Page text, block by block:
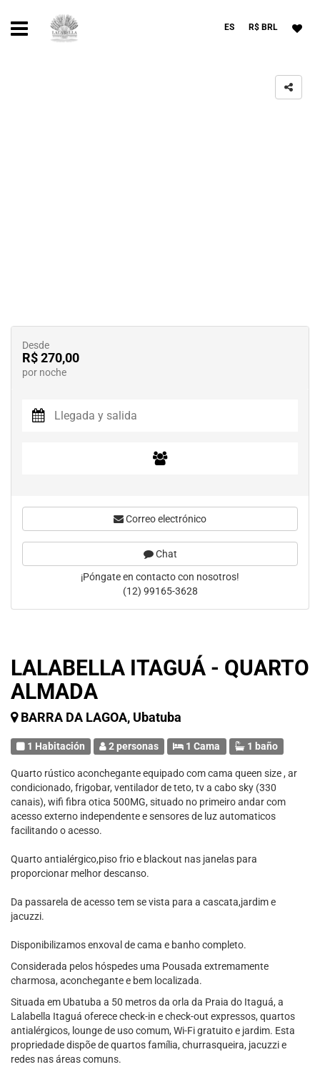
ES R$ BRL
LALABELLA ITAGUÁ - QUARTO
ALMADA
BARRA DA LAGOA, Ubatuba
1 Habitación 2 personas 1 Cama 1 baño
Quarto rústico aconchegante equipado com cama queen size , ar
condicionado, frigobar, ventilador de teto, tv a cabo sky (330
canais), wifi fibra otica 500MG, situado no primeiro andar com
acesso externo independente e sensores de luz automaticos
facilitando o acesso.
Quarto antialérgico,piso frio e blackout nas janelas para
proporcionar melhor descanso.
Da passarela de acesso tem se vista para a cascata,jardim e
jacuzzi.
Disponibilizamos enxoval de cama e banho completo.
Considerada pelos hóspedes uma Pousada extremamente
charmosa, aconchegante e bem localizada.
Situada em Ubatuba a 50 metros da orla da Praia do Itaguá, a
Lalabella Itaguá oferece check-in e check-out expressos, quartos
antialérgicos, lounge de uso comum, Wi-Fi gratuito e jardim. Esta
propriedade dispõe de quartos família, churrasqueira, jacuzzi e
redes nas áreas comuns.
Desde
R$ 270,00
por noche
Correo electrónico
Chat
¡Póngate en contacto con nosotros!
(12) 99165-3628